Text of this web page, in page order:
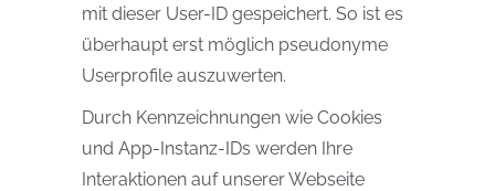
mit dieser User-ID gespeichert. So ist es
überhaupt erst möglich pseudonyme
Userprofile auszuwerten.
Durch Kennzeichnungen wie Cookies
und App-Instanz-IDs werden Ihre
Interaktionen auf unserer Webseite